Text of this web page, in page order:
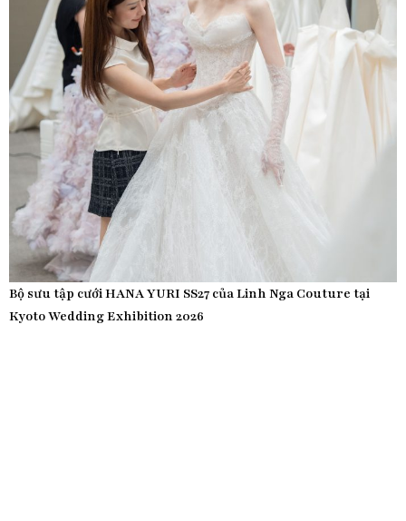
Bộ sưu tập cưới HANA YURI SS27 của Linh Nga Couture tại
Kyoto Wedding Exhibition 2026